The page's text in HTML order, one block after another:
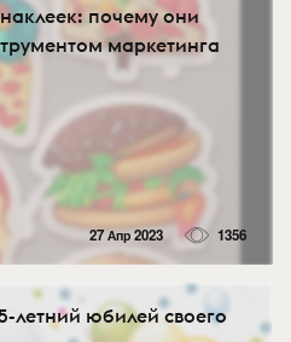
почему они
маркетинга
27 Апр 2023 1356
летний юбилей своего